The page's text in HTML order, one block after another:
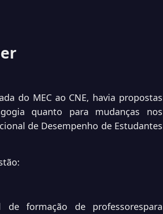
do MEC ao CNE, havia propostas
quanto para mudanças nos
de Desempenho de Estudantes
formação de professorespara